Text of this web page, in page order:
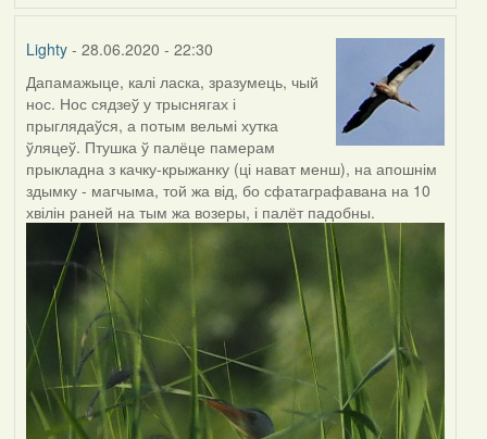
Lighty- 28.06.2020 - 22:30
Дапамажыце, калі ласка, зразумець, чый
нос. Нос сядзеў у трыснягах і
прыглядаўся, а потым вельмі хутка
ўляцеў. Птушка ў палёце памерам
прыкладна з качку-крыжанку (ці нават менш), на апошнім
здымку - магчыма, той жа від, бо сфатаграфавана на 10
хвілін раней на тым жа возеры, і палёт падобны.